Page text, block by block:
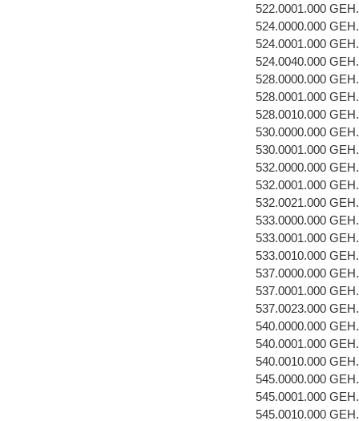
522.0001.000
524.0000.000
524.0001.000
524.0040.000
528.0000.000
528.0001.000
528.0010.000
530.0000.000
530.0001.000
532.0000.000
532.0001.000
532.0021.000
533.0000.000
533.0001.000
533.0010.000
537.0000.000
537.0001.000
537.0023.000
540.0000.000
540.0001.000
540.0010.000
545.0000.000
545.0001.000
545.0010.000